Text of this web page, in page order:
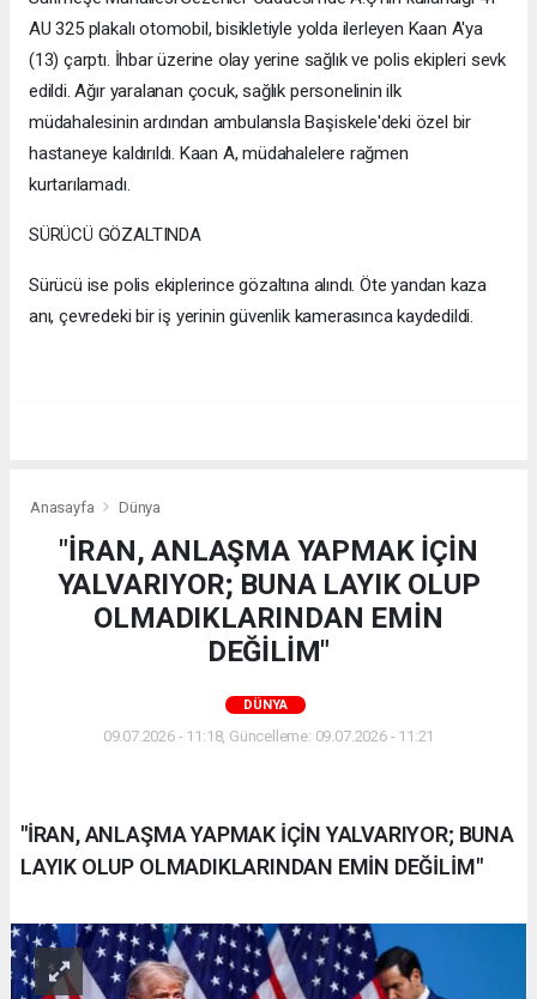
AU 325 plakalı otomobil, bisikletiyle yolda ilerleyen Kaan A'ya
(13) çarptı. İhbar üzerine olay yerine sağlık ve polis ekipleri sevk
edildi. Ağır yaralanan çocuk, sağlık personelinin ilk
müdahalesinin ardından ambulansla Başiskele'deki özel bir
hastaneye kaldırıldı. Kaan A, müdahalelere rağmen
kurtarılamadı.
SÜRÜCÜ GÖZALTINDA
Sürücü ise polis ekiplerince gözaltına alındı. Öte yandan kaza
anı, çevredeki bir iş yerinin güvenlik kamerasınca kaydedildi.
Anasayfa Dünya
"İRAN, ANLAŞMA YAPMAK İÇİN
YALVARIYOR; BUNA LAYIK OLUP
OLMADIKLARINDAN EMİN
DEĞİLİM"
DÜNYA
09.07.2026 - 11:18, Güncelleme: 09.07.2026 - 11:21
"İRAN, ANLAŞMA YAPMAK İÇİN YALVARIYOR; BUNA
LAYIK OLUP OLMADIKLARINDAN EMİN DEĞİLİM"